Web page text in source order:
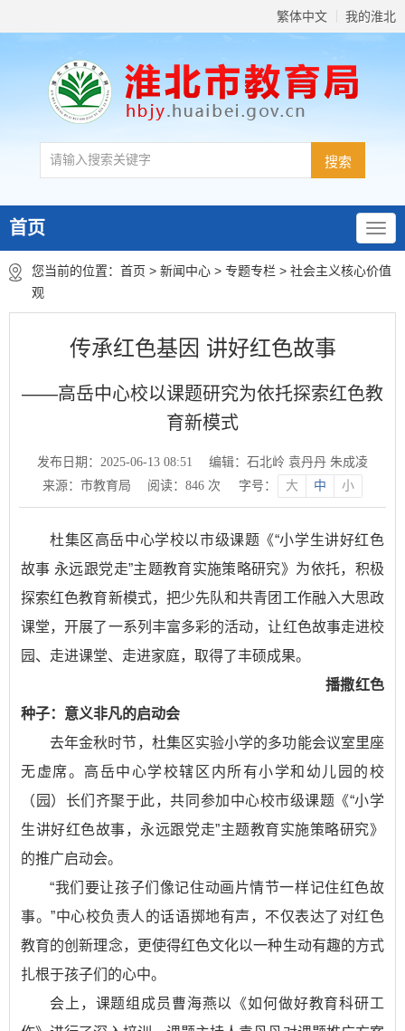
繁体中文 我的淮北
首页
您当前的位置： 首页 > 新闻中心 > 专题专栏 > 社会主义核心价值
观
传承红色基因 讲好红色故事
——高岳中心校以课题研究为依托探索红色教
育新模式
发布日期：2025-06-13 08:51
编辑：石北岭 袁丹丹 朱成凌
来源：市教育局
阅读： 846 次 字号： 大 中 小
杜集区高岳中心学校以市级课题《“小学生讲好红色
故事 永远跟党走”主题教育实施策略研究》为依托，积极
探索红色教育新模式，把少先队和共青团工作融入大思政
课堂，开展了一系列丰富多彩的活动，让红色故事走进校
园、走进课堂、走进家庭，取得了丰硕成果。
播撒红色
种子：意义非凡的启动会
去年金秋时节，杜集区实验小学的多功能会议室里座
无虚席。高岳中心学校辖区内所有小学和幼儿园的校
（园）长们齐聚于此，共同参加中心校市级课题《“小学
生讲好红色故事，永远跟党走”主题教育实施策略研究》
的推广启动会。
“我们要让孩子们像记住动画片情节一样记住红色故
事。”中心校负责人的话语掷地有声，不仅表达了对红色
教育的创新理念，更使得红色文化以一种生动有趣的方式
扎根于孩子们的心中。
会上，课题组成员曹海燕以《如何做好教育科研工